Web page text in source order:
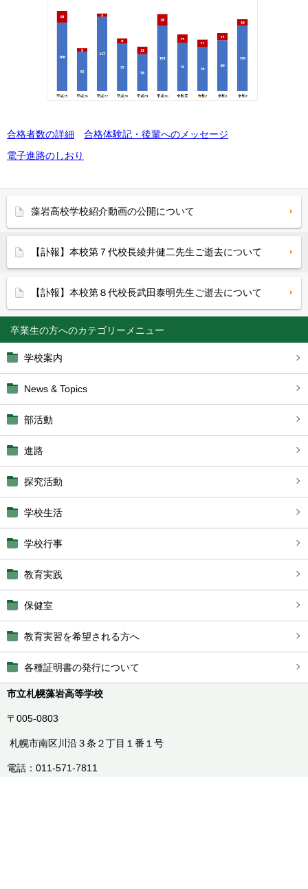
卒業生の方へ
学校案内
News & Topics
部活動
進路
探究活動
学校生活
学校行事
教育実践
保健室
教育実習を希望される方へ
各種証明書の発行について
市立札幌藻岩高等学校
〒005-0803
札幌市南区川沿３条２丁目１番１号
電話：011-571-7811
合格者数の詳細
合格体験記・後輩へのメッセージ
電子進路のしおり
藻岩高校学校紹介動画の公開について
【訃報】本校第７代校長綾井健二先生ご逝去について
【訃報】本校第８代校長武田泰明先生ご逝去について